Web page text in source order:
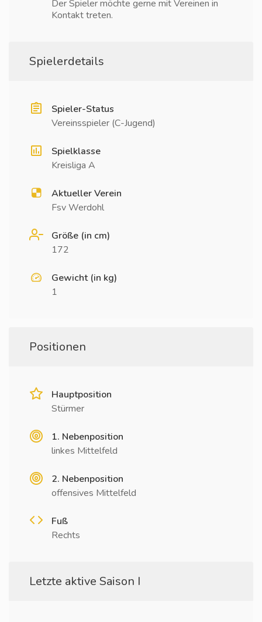
Der Spieler möchte gerne mit Vereinen in
Kontakt treten.
Spielerdetails
Spieler-Status
Vereinsspieler (C-Jugend)
Spielklasse
Kreisliga A
Aktueller Verein
Fsv Werdohl
Größe (in cm)
172
Gewicht (in kg)
1
Positionen
Hauptposition
Stürmer
1. Nebenposition
linkes Mittelfeld
2. Nebenposition
offensives Mittelfeld
Fuß
Rechts
Letzte aktive Saison I